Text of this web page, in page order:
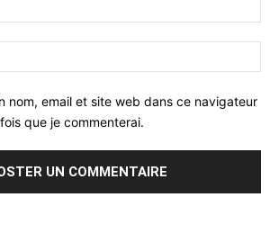
nom, email et site web dans ce navigateur
que je commenterai.